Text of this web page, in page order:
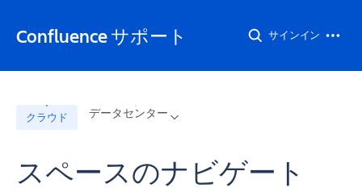
Confluence サポート サインイン
クラウド データセンター
スペースのナビゲート